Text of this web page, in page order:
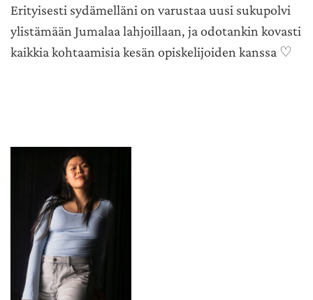
Erityisesti sydämelläni on varustaa uusi sukupolvi
ylistämään Jumalaa lahjoillaan, ja odotankin kovasti
kaikkia kohtaamisia kesän opiskelijoiden kanssa ♡